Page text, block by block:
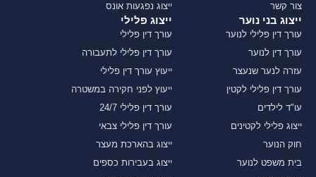
צור קשר
ייצוג נפגעות אונס
ייצוג בני נוער
עורך דין פלילי לנוער
עורך דין לנוער
עזרה לנער שנעצר
עורך דין פלילי לקטין
עו"ד לילדים
ייצוג פלילי לקטינים
חוק הנוער
בית משפט לנוער
ייצוג פלילי
עורך דין פלילי
עורך דין פלילי לתעבורה
ייעוץ עורך דין פלילי
ייעוץ לפני חקירה במשטרה
עורך דין פלילי 24/7
עורך דין פלילי צבאי
ייצוג בהארכת מעצר
ייצוג בעבירות כספים